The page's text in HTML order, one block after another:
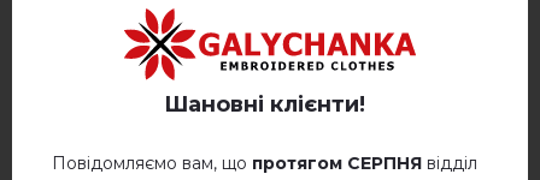
(0)
Прати при температурі 40° C
Ручне прання при температурі до
Шановні клієнти!
Повідомляємо вам, що протягом СЕРПНЯвідділ